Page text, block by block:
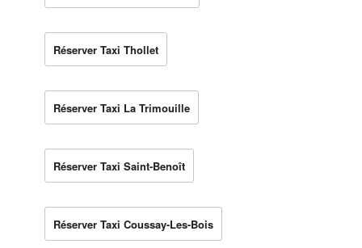
Réserver Taxi Thollet
Réserver Taxi La Trimouille
Réserver Taxi Saint-Benoît
Réserver Taxi Coussay-Les-Bois